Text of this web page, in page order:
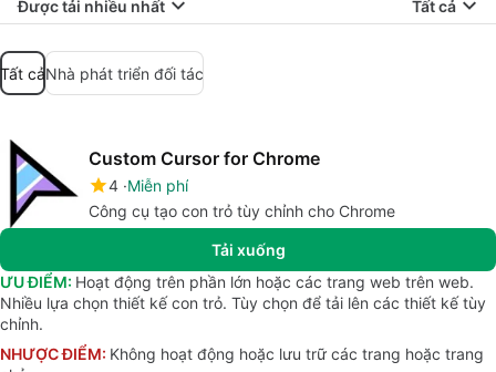
Được tải nhiều nhất Tất cả
Tất cảNhà phát triển đối tác
Custom Cursor for Chrome
4 Miễn phí
Công cụ tạo con trỏ tùy chỉnh cho Chrome
Tải xuống
ƯU ĐIỂM: Hoạt động trên phần lớn hoặc các trang web trên web.
Nhiều lựa chọn thiết kế con trỏ. Tùy chọn để tải lên các thiết kế tùy
chỉnh.
NHƯỢC ĐIỂM: Không hoạt động hoặc lưu trữ các trang hoặc trang